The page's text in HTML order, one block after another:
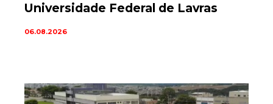
Universidade Federal de Lavras
06.08.2026